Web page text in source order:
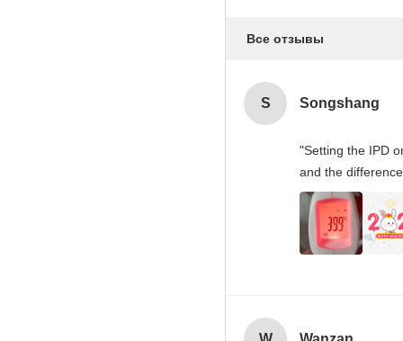
Все отзывы
S Songshang
"Setting the IPD
and the